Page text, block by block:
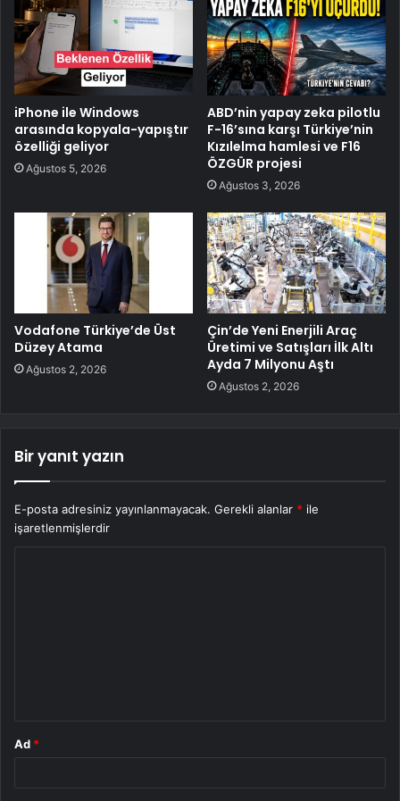
iPhone ile Windows
arasında kopyala-yapıştır
özelliği geliyor
Ağustos 5, 2026
ABD’nin yapay zeka pilotlu
F-16’sına karşı Türkiye’nin
Kızılelma hamlesi ve F16
ÖZGÜR projesi
Ağustos 3, 2026
Vodafone Türkiye’de Üst
Düzey Atama
Ağustos 2, 2026
Çin’de Yeni Enerjili Araç
Üretimi ve Satışları İlk Altı
Ayda 7 Milyonu Aştı
Ağustos 2, 2026
Bir yanıt yazın
E-posta adresiniz yayınlanmayacak. Gerekli alanlar * ile
işaretlenmişlerdir
Ad *